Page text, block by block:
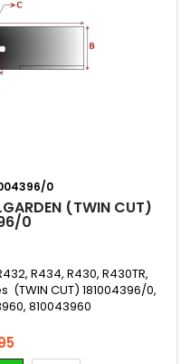
0
(TWIN CUT)
0
R434, R430, R430TR,
(TWIN CUT) 181004396/0,
810043960